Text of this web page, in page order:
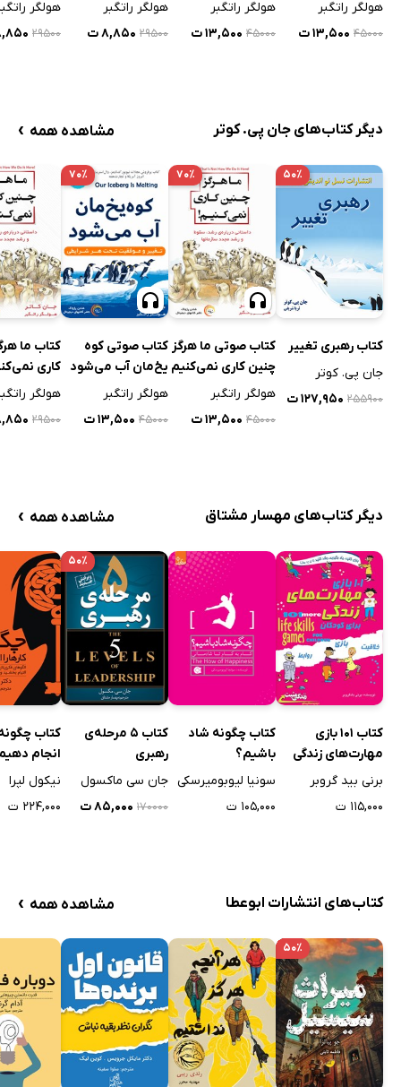
هولگر راتگبر
۴۵۰۰۰ ۱۳,۵۰۰ ت
هولگر راتگبر
۴۵۰۰۰ ۱۳,۵۰۰ ت
هولگر راتگبر
۲۹۵۰۰ ۸,۸۵۰ ت
هولگر
۲۹۵۰۰
دیگر کتاب‌های جان پی. کوتر مشاهده همه ›
۵۰٪
کتاب رهبری تغییر
جان پی. کوتر
۲۵۵۹۰۰ ۱۲۷,۹۵۰ ت
۷۰٪
کتاب صوتی ما هرگز
چنین کاری نمی‌کنیم
هولگر راتگبر
۴۵۰۰۰ ۱۳,۵۰۰ ت
۷۰٪
کتاب صوتی کوه
یخ‌مان آب می‌شود
هولگر راتگبر
۴۵۰۰۰ ۱۳,۵۰۰ ت
کتاب ما
کاری
هولگر
۲۹۵۰۰
دیگر کتاب‌های مهسار مشتاق مشاهده همه ›
کتاب 101 بازی
مهارت‌های زندگی
برای کودکان
برنی بید گروبر
۱۱۵,۰۰۰ ت
کتاب چگونه شاد
باشیم؟
سونیا لیوبومیرسکی
۱۰۵,۰۰۰ ت
۵۰٪
کتاب 5 مرحله‌ی
رهبری
جان سی ماکسول
۱۷۰۰۰۰ ۸۵,۰۰۰ ت
کتاب چگونه
انجام
نیکول لپرا
۲۲۴,۰۰۰ ت
کتاب‌های انتشارات ابوعطا مشاهده همه ›
۵۰٪